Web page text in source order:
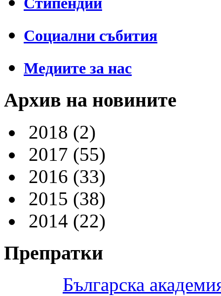
Социални събития
Медиите за нас
Архив на новините
2018 (2)
2017 (55)
2016 (33)
2015 (38)
2014 (22)
Препратки
Българска